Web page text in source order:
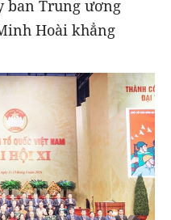
ban Trung ương
Hoài khẳng